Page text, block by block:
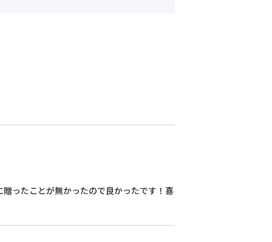
ったことが無かったので良かったです！喜